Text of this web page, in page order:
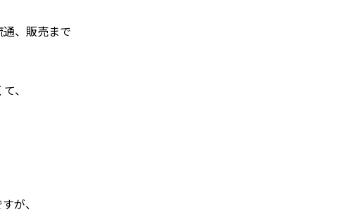
、販売まで
、
が、